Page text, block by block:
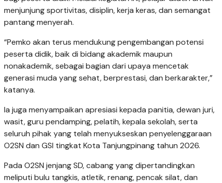
menjunjung sportivitas, disiplin, kerja keras, dan semangat
pantang menyerah.
“Pemko akan terus mendukung pengembangan potensi
peserta didik, baik di bidang akademik maupun
nonakademik, sebagai bagian dari upaya mencetak
generasi muda yang sehat, berprestasi, dan berkarakter,”
katanya.
Ia juga menyampaikan apresiasi kepada panitia, dewan juri,
wasit, guru pendamping, pelatih, kepala sekolah, serta
seluruh pihak yang telah menyukseskan penyelenggaraan
O2SN dan GSI tingkat Kota Tanjungpinang tahun 2026.
Pada O2SN jenjang SD, cabang yang dipertandingkan
meliputi bulu tangkis, atletik, renang, pencak silat, dan